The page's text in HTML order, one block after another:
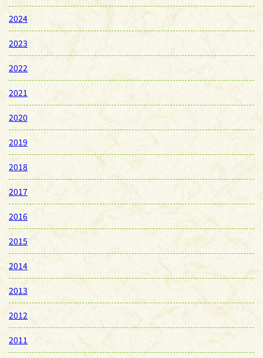
2024
2023
2022
2021
2020
2019
2018
2017
2016
2015
2014
2013
2012
2011